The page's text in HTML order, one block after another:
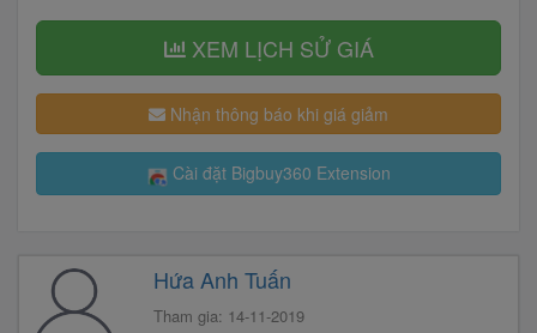
XEM LỊCH SỬ GIÁ
Nhận thông báo khi giá giảm
Cài đặt Bigbuy360 Extension
Hứa Anh Tuấn
Tham gia: 14-11-2019